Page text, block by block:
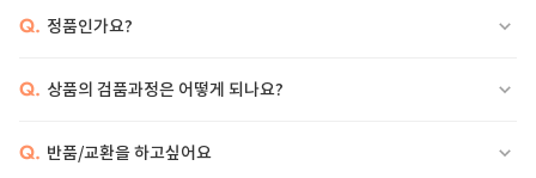
Q. 정품인가요?
Q. 상품의 검품과정은 어떻게 되나요?
Q. 반품/교환을 하고싶어요